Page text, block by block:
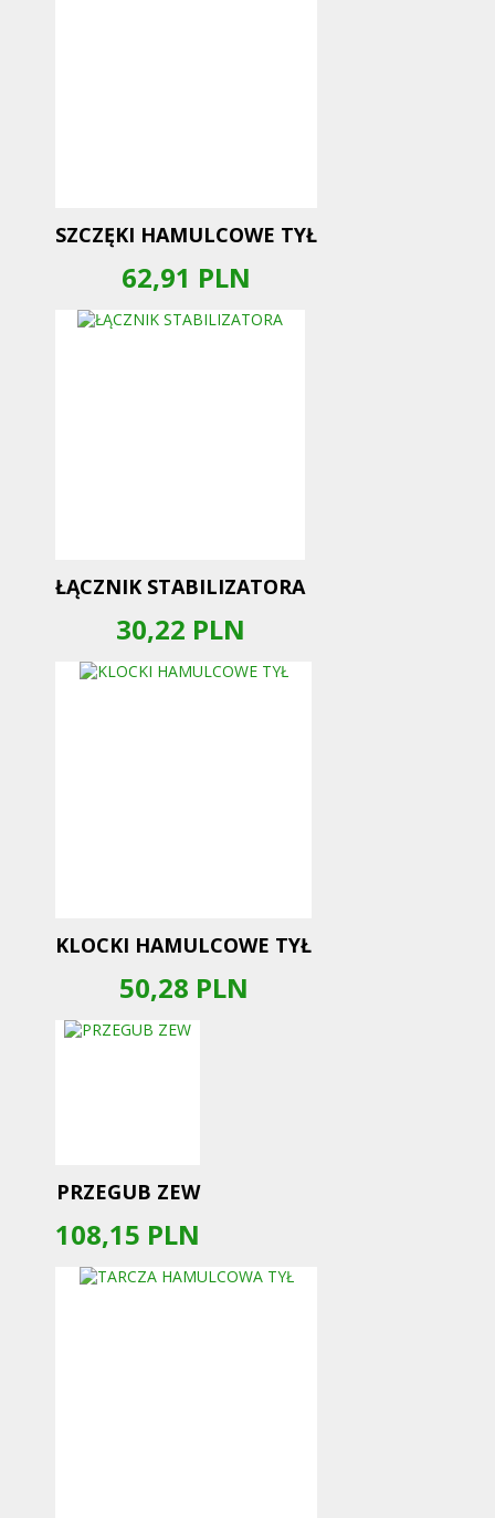
SZCZĘKI HAMULCOWE TYŁ
62,91 PLN
ŁĄCZNIK STABILIZATORA
30,22 PLN
KLOCKI HAMULCOWE TYŁ
50,28 PLN
PRZEGUB ZEW
108,15 PLN